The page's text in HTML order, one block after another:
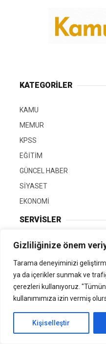
Gizliliğinize önem
Tarama deneyiminizi
ya da içerikler sunmak ve
çerezleri kullanıyoruz.
kullanımımıza izin vermiş
Kişiselleştir
KATEGORİLER
KAMU
MEMUR
KPSS
EĞİTİM
GÜNCEL HABER
SİYASET
EKONOMİ
SERVİSLER
Hava Durumu
Namaz Vakitleri
Nöbetçi Eczaneler
Puan Durumları
Gizlilik Politikası